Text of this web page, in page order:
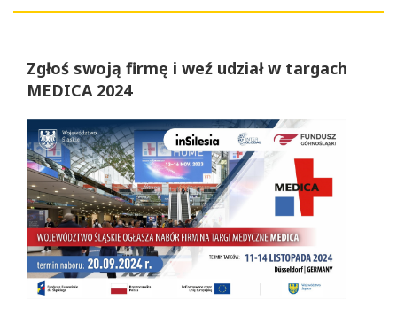
Zgłoś swoją firmę i weź udział w targach
MEDICA 2024